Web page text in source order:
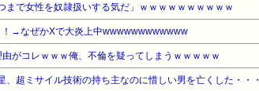
まで女性を奴隷扱いする気だ」ｗｗｗｗｗｗｗｗｗｗ
→なぜかXで大炎上中wwwwwwwwwwww
がコレｗｗｗ俺、不倫を疑ってしまうｗｗｗｗｗ
、超ミサイル技術の持ち主なのに惜しい男を亡くした・・・